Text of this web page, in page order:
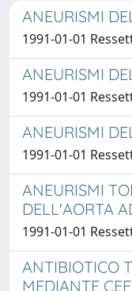
ANEURISMI
1991-01-01
ANEURISMI
1991-01-01
ANEURISMI
1991-01-01
ANEURISMI
DELL'AORTA
1991-01-01
ANTIBIOTICO
MEDIANTE